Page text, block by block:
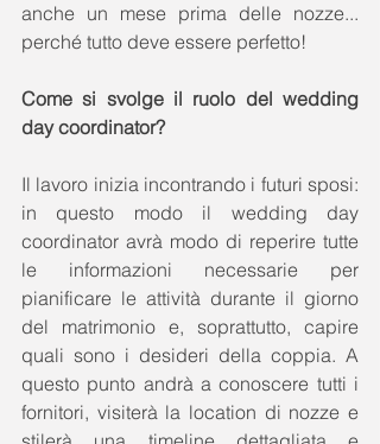
anche un mese prima delle nozze...
perché tutto deve essere perfetto!
Come si svolge il ruolo del wedding
day coordinator?
Il lavoro inizia incontrando i futuri sposi:
in questo modo il wedding day
coordinator avrà modo di reperire tutte
le informazioni necessarie per
pianificare le attività durante il giorno
del matrimonio e, soprattutto, capire
quali sono i desideri della coppia. A
questo punto andrà a conoscere tutti i
fornitori, visiterà la location di nozze e